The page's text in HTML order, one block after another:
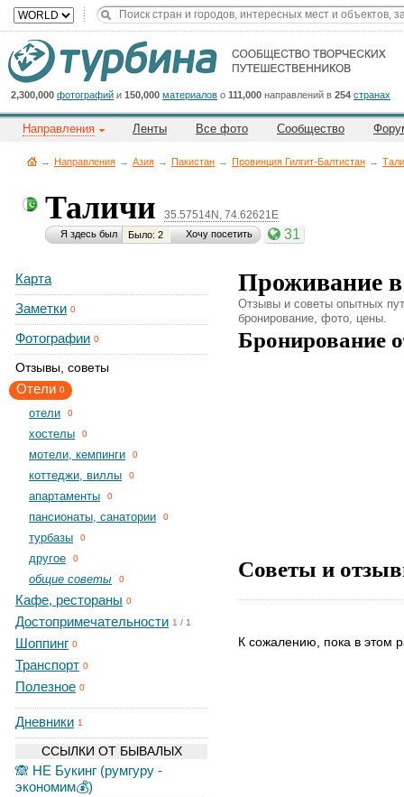
2,300,000 фотографий и 150,000 материалов о 111,000 направлений в 254 странах
Направления Ленты Все фото Сообщество
→ Направления → Азия → Пакистан → Провинция Гилгит-Балтистан →
Таличи 35.57514N, 74.62621E
Я здесь был Было: 2 Хочу посетить 31
Карта
Заметки 0
Фотографии 0
Отзывы, советы
Отели 0
отели 0
хостелы 0
мотели, кемпинги 0
коттеджи, виллы 0
апартаменты 0
пансионаты, санатории 0
турбазы 0
другое 0
общие советы 0
Кафе, рестораны 0
Достопримечательности 1 / 1
Шоппинг 0
Транспорт 0
Полезное 0
Дневники 1
ССЫЛКИ ОТ БЫВАЛЫХ
🙈 НЕ Букинг (румгуру -
экономим💰)
Проживание
Отзывы и советы опытных
бронирование, фото, цены.
Бронирование
Советы и
К сожалению, пока в этом
Cейчас
на
сайте:
Title
Button